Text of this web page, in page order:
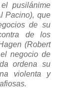
pusilánime
Pacino), que
de su
de los
(Robert
negocio de
ordena su
violenta y